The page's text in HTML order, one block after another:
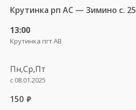
Крутинка рп АС — Зимино с. 25
13:00
Крутинка пгт АВ
Пн,Ср,Пт
с 08.01.2025
150 руб.